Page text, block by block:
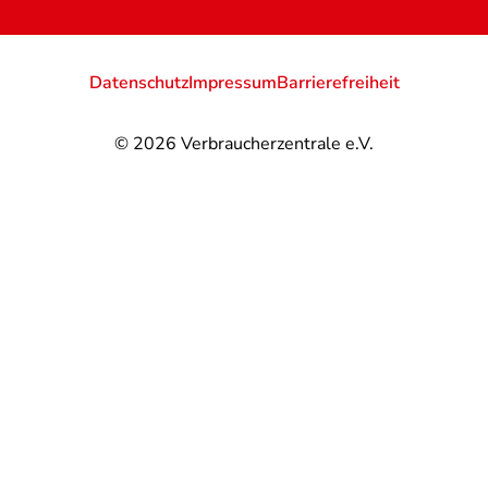
© 2026 Verbraucherzentrale e.V.
DatenschutzImpressumBarrierefreiheit